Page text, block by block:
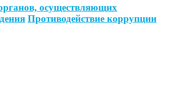
осуществляющих
Противодействие коррупции